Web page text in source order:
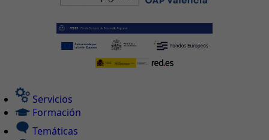
Servicios
Formación
Temáticas